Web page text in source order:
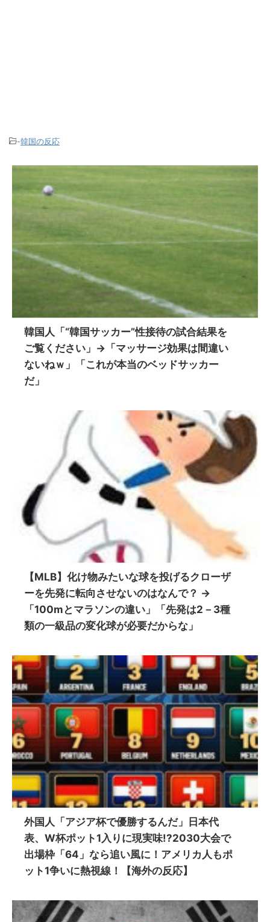
-韓国の反応
韓国人「“韓国サッカー”性接待の試合結果を
ご覧ください」→「マッサージ効果は間違い
ないねｗ」「これが本当のベッドサッカー
だ」
【MLB】化け物みたいな球を投げるクローザ
ーを先発に転向させないのはなんで？ →
「100mとマラソンの違い」「先発は2－3種
類の一級品の変化球が必要だからな」
外国人「アジア杯で優勝するんだ」日本代
表、W杯ポット1入りに現実味!?2030大会で
出場枠「64」なら追い風に！アメリカ人もポ
ット1争いに熱視線！【海外の反応】